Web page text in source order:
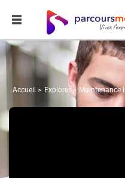
Accueil Explorer Maintenance